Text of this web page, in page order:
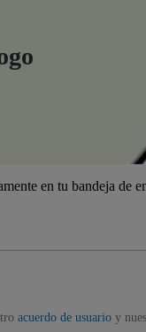
en tu bandeja de
acuerdo de usuarioy